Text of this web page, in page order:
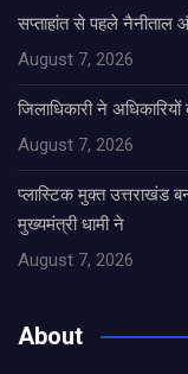
सप्ताहांत से पहले नैनीताल
August 7, 2026
जिलाधिकारी ने
August 7, 2026
प्लास्टिक मुक्त उत्तराखंड
मुख्यमंत्री धामी ने
August 7, 2026
About